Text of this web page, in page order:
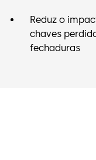
Reduz o
chaves
fechaduras